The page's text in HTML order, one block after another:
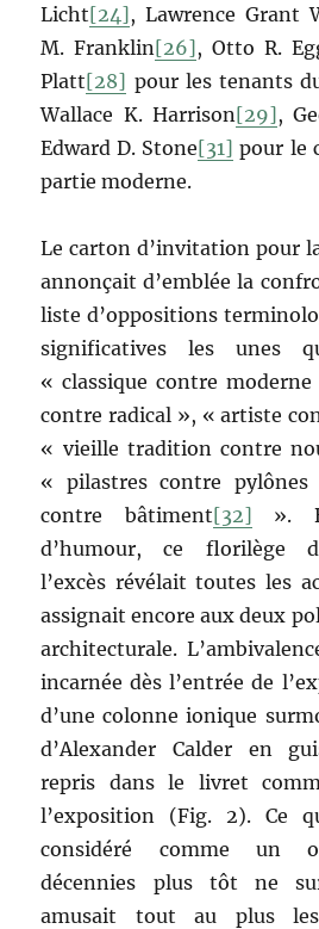
Licht[24], Lawrence Grant
M. Franklin[26], Otto R.
Platt[28] pour les tenants
Wallace K. Harrison[29],
Edward D. Stone[31] pour le
partie moderne.
Le carton d’invitation pour
annonçait d’emblée la
liste d’oppositions
significatives les unes
« classique contre
contre radical », « artiste
« vieille tradition contre
« pilastres contre
contre bâtiment[32] ».
d’humour, ce florilège
l’excès révélait toutes les
assignait encore aux deux
architecturale.
incarnée dès l’entrée de
d’une colonne ionique
d’Alexander Calder en
repris dans le livret
l’exposition (Fig. 2). Ce
considéré comme un
décennies plus tôt ne
amusait tout au plus